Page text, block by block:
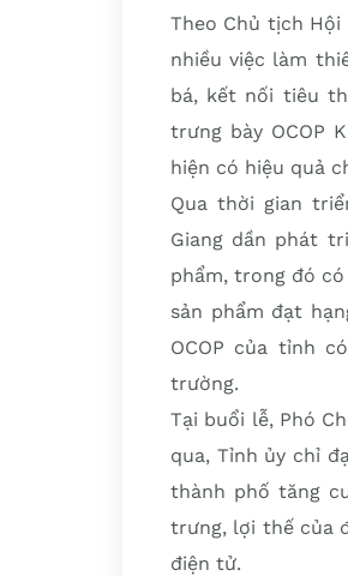
Theo Chủ tịch
nhiều việc làm
bá, kết nối tiêu
trưng bày OCOP
hiện có hiệu quả
Qua thời gian
Giang dần phát
phẩm, trong đó có
sản phẩm đạt
OCOP của tỉnh
trường.
Tại buổi lễ, Phó
qua, Tỉnh ủy chỉ
thành phố tăng
trưng, lợi thế của
điện tử.